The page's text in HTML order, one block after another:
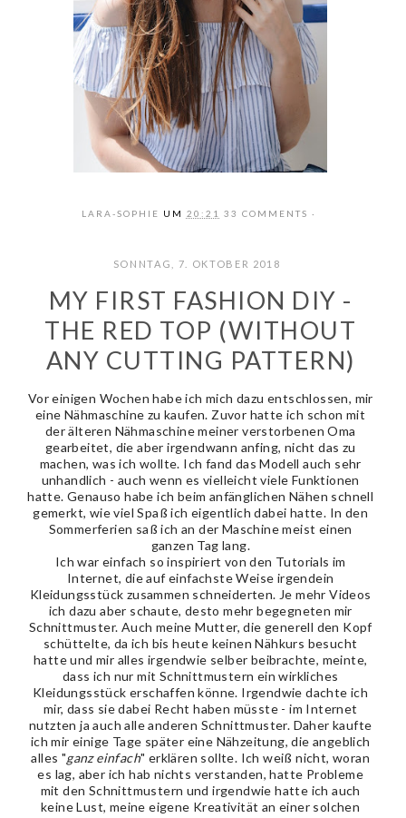
LARA-SOPHIE UM 20:21 33 COMMENTS
SONNTAG, 7. OKTOBER 2018
MY FIRST FASHION DIY -
THE RED TOP (WITHOUT
ANY CUTTING PATTERN)
Vor einigen Wochen habe ich mich dazu entschlossen, mir
eine Nähmaschine zu kaufen. Zuvor hatte ich schon mit
der älteren Nähmaschine meiner verstorbenen Oma
gearbeitet, die aber irgendwann anfing, nicht das zu
machen, was ich wollte. Ich fand das Modell auch sehr
unhandlich - auch wenn es vielleicht viele Funktionen
hatte. Genauso habe ich beim anfänglichen Nähen schnell
gemerkt, wie viel Spaß ich eigentlich dabei hatte. In den
Sommerferien saß ich an der Maschine meist einen
ganzen Tag lang.
Ich war einfach so inspiriert von den Tutorials im
Internet, die auf einfachste Weise irgendein
Kleidungsstück zusammen schneiderten. Je mehr Videos
ich dazu aber schaute, desto mehr begegneten mir
Schnittmuster. Auch meine Mutter, die generell den Kopf
schüttelte, da ich bis heute keinen Nähkurs besucht
hatte und mir alles irgendwie selber beibrachte, meinte,
dass ich nur mit Schnittmustern ein wirkliches
Kleidungsstück erschaffen könne. Irgendwie dachte ich
mir, dass sie dabei Recht haben müsste - im Internet
nutzten ja auch alle anderen Schnittmuster. Daher kaufte
ich mir einige Tage später eine Nähzeitung, die angeblich
alles "ganz einfach" erklären sollte. Ich weiß nicht, woran
es lag, aber ich hab nichts verstanden, hatte Probleme
mit den Schnittmustern und irgendwie hatte ich auch
keine Lust, meine eigene Kreativität an einer solchen